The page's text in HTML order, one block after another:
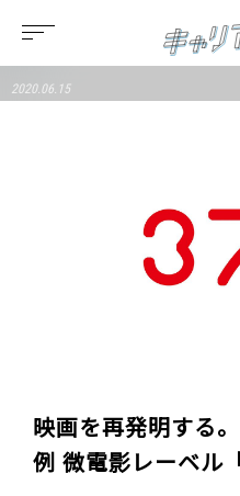
2020.06.15
映画を再発明する
例 微電影レーベル